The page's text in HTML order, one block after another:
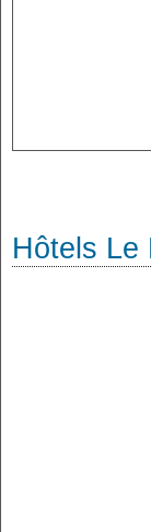
Hôtels Le